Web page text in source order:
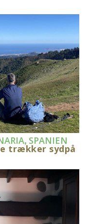
, SPANIEN
trækker sydpå